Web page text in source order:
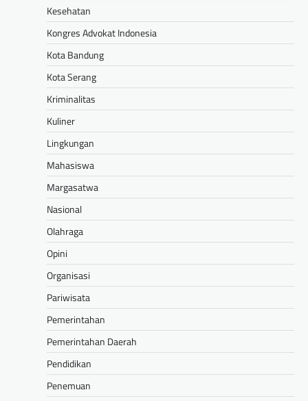
Kesehatan
Kongres Advokat Indonesia
Kota Bandung
Kota Serang
Kriminalitas
Kuliner
Lingkungan
Mahasiswa
Margasatwa
Nasional
Olahraga
Opini
Organisasi
Pariwisata
Pemerintahan
Pemerintahan Daerah
Pendidikan
Penemuan